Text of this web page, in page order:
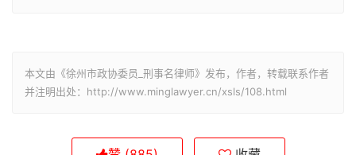
本文由《徐州市政协委员_刑事名律师》发布，作者，转载联系作者
并注明出处：http://www.minglawyer.cn/xsls/108.html